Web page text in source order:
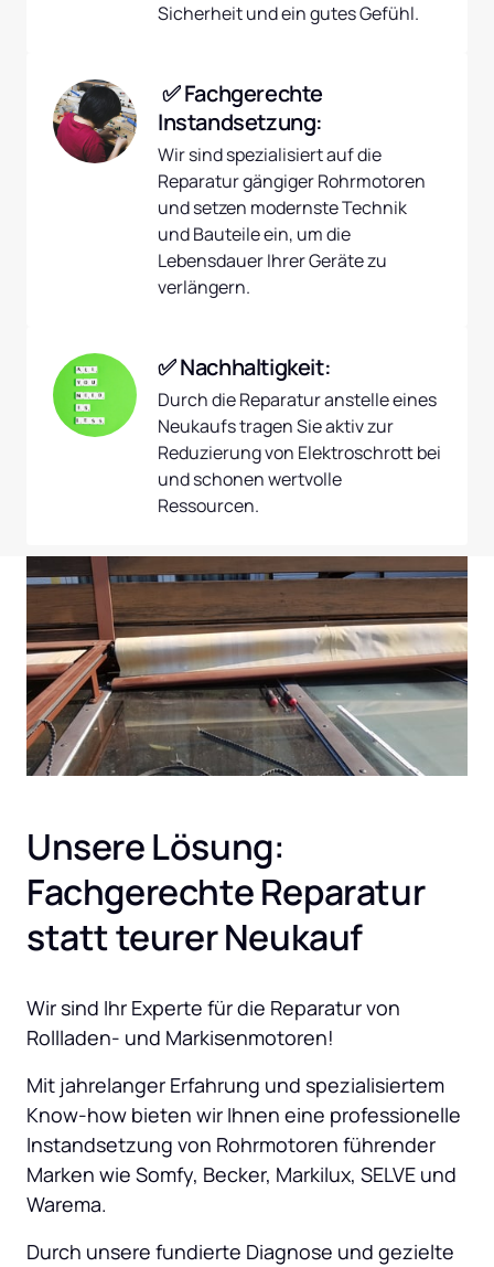
Sicherheit und ein gutes Gefühl.
Instandsetzung:
Wir sind spezialisiert auf die
Reparatur gängiger Rohrmotoren
und setzen modernste Technik
und Bauteile ein, um die
Lebensdauer Ihrer Geräte zu
verlängern.
✅ Nachhaltigkeit:
Durch die Reparatur anstelle eines
Neukaufs tragen Sie aktiv zur
Reduzierung von Elektroschrott bei
und schonen wertvolle
Ressourcen.
Unsere Lösung:
Fachgerechte Reparatur
statt teurer Neukauf
Wir sind Ihr Experte für die Reparatur von
Rollladen- und Markisenmotoren!
Mit jahrelanger Erfahrung und spezialisiertem
Know-how bieten wir Ihnen eine professionelle
Instandsetzung von Rohrmotoren führender
Marken wie Somfy, Becker, Markilux, SELVE und
Warema.
Durch unsere fundierte Diagnose und gezielte